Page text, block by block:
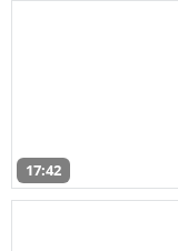
17:42